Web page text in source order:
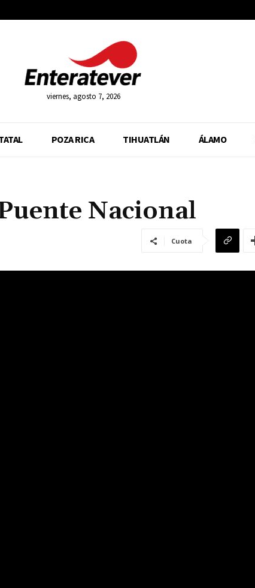
viernes, agosto 7, 2026
POZA RICA TIHUATLÁN ÁLAMO
Nacional
Cuota